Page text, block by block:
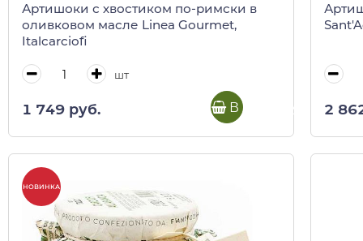
Артишоки с хвостиком по-римски в
оливковом масле Linea Gourmet,
Italcarciofi
шт
1 749 руб. В корзину 2
НОВИНКА